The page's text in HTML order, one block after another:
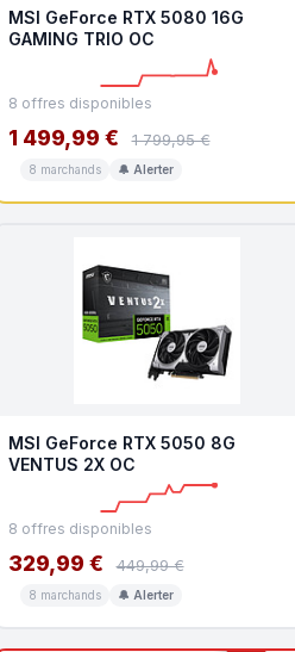
MSI GeForce RTX 5080 16G
GAMING TRIO OC
8 offres disponibles
1 499,99 € 1 799,95 €
8 marchands 🔔 Alerter
MSI GeForce RTX 5050 8G
VENTUS 2X OC
8 offres disponibles
329,99 € 449,99 €
8 marchands 🔔 Alerter